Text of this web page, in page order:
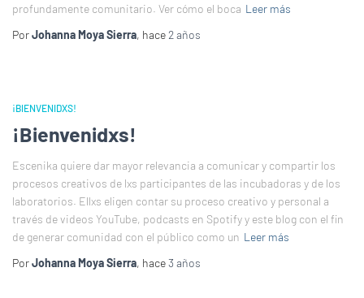
profundamente comunitario. Ver cómo el boca Leer más
PorJohanna Moya Sierra, hace 2 años
¡BIENVENIDXS!
¡Bienvenidxs!
Escenika quiere dar mayor relevancia a comunicar y compartir los
procesos creativos de lxs participantes de las incubadoras y de los
laboratorios. Ellxs eligen contar su proceso creativo y personal a
través de videos YouTube, podcasts en Spotify y este blog con el fin
de generar comunidad con el público como un Leer más
PorJohanna Moya Sierra, hace3 años